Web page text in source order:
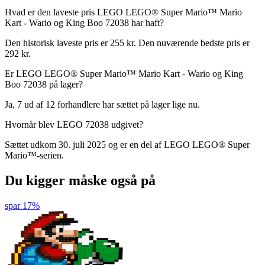
Hvad er den laveste pris LEGO LEGO® Super Mario™ Mario
Kart - Wario og King Boo 72038 har haft?
Den historisk laveste pris er 255 kr. Den nuværende bedste pris er
292 kr.
Er LEGO LEGO® Super Mario™ Mario Kart - Wario og King
Boo 72038 på lager?
Ja, 7 ud af 12 forhandlere har sættet på lager lige nu.
Hvornår blev LEGO 72038 udgivet?
Sættet udkom 30. juli 2025 og er en del af LEGO LEGO® Super
Mario™-serien.
Du kigger måske også på
spar 17%